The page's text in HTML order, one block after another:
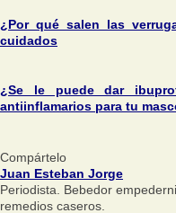
¿Por qué salen las
cuidados
¿Se le puede dar
antiinflamarios para tu
Compártelo
Juan Esteban Jorge
Periodista. Bebedor
remedios caseros.